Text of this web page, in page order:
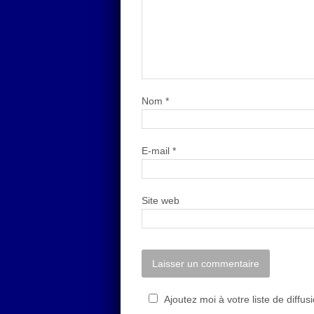
Nom *
E-mail *
Site web
Ajoutez moi à votre liste de